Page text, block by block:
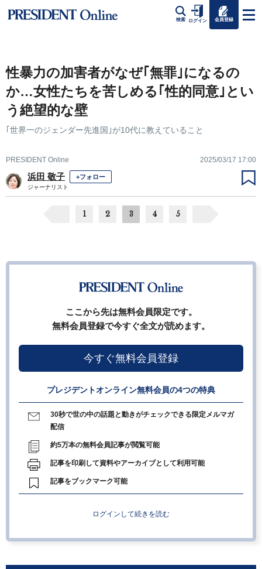
検索 ログイン 会員登録
性暴力の加害者がなぜ｢無罪｣になるの
か…女性たちを苦しめる｢性的同意｣とい
う絶望的な壁
｢世界一のジェンダー先進国｣が10代に教えていること
PRESIDENT Online 2025/03/17 17:00
浜田 敬子 +フォロー
ジャーナリスト
1 2 3 4 5
ここから先は無料会員限定です。
無料会員登録で今すぐ全文が読めます。
今すぐ無料会員登録
プレジデントオンライン無料会員の4つの特典
30秒で世の中の話題と動きがチェックできる限定メルマガ
配信
約5万本の無料会員記事が閲覧可能
記事を印刷して資料やアーカイブとして利用可能
記事をブックマーク可能
ログインして続きを読む